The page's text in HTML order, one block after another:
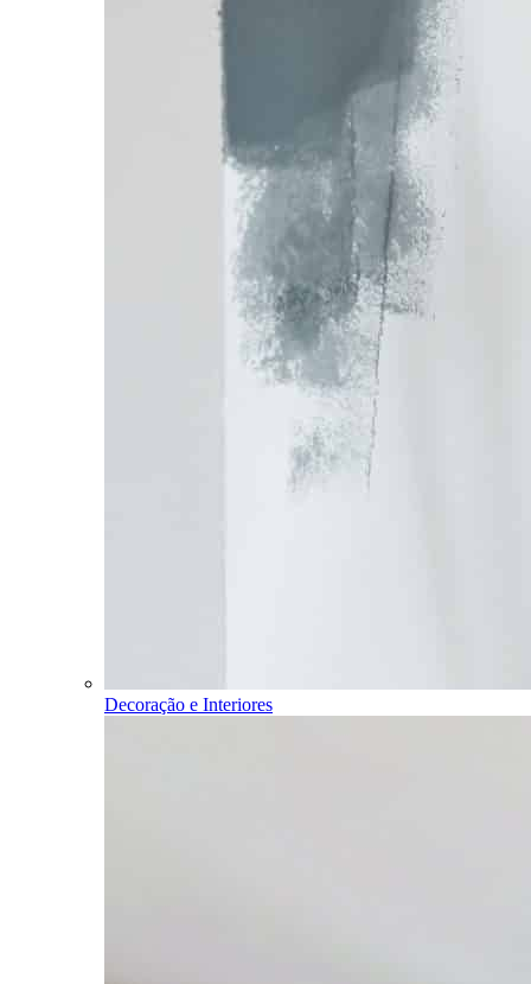
Decoração e Interiores